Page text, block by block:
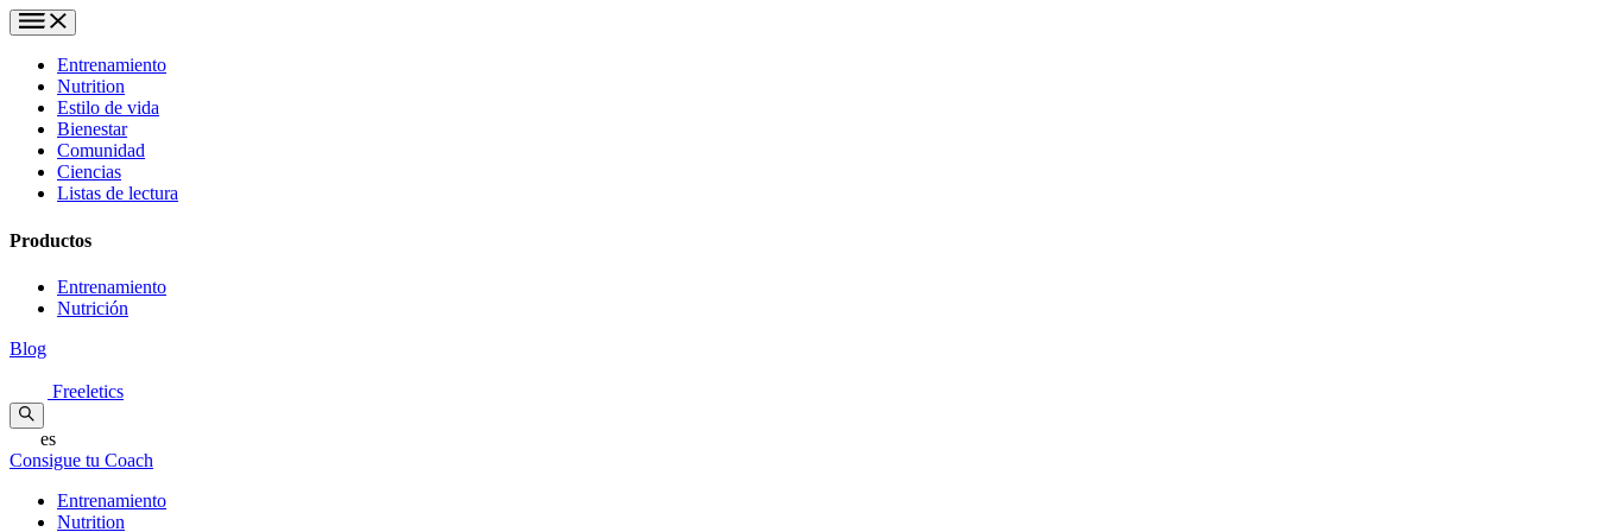
Entrenamiento
Nutrition
Estilo de vida
Bienestar
Comunidad
Ciencias
Listas de lectura
Productos
Entrenamiento
Nutrición
Blog
Freeletics
es
Consigue tu Coach
Entrenamiento
Nutrition